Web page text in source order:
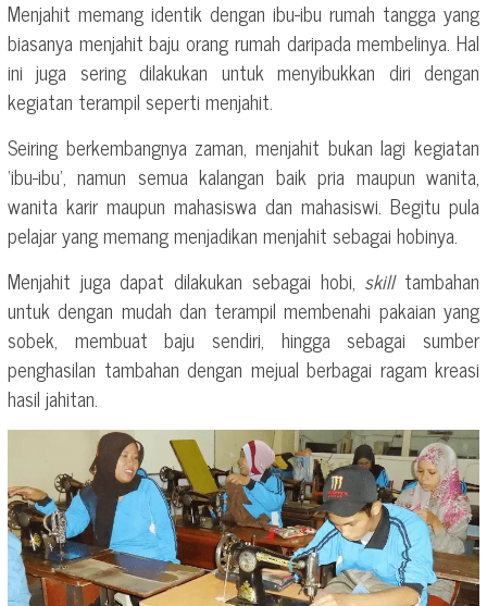
Menjahit memang identik dengan ibu-ibu rumah tangga yang
biasanya menjahit baju orang rumah daripada membelinya. Hal
ini juga sering dilakukan untuk menyibukkan diri dengan
kegiatan terampil seperti menjahit.
Seiring berkembangnya zaman, menjahit bukan lagi kegiatan
‘ibu-ibu’, namun semua kalangan baik pria maupun wanita,
wanita karir maupun mahasiswa dan mahasiswi. Begitu pula
pelajar yang memang menjadikan menjahit sebagai hobinya.
Menjahit juga dapat dilakukan sebagai hobi, skill tambahan
untuk dengan mudah dan terampil membenahi pakaian yang
sobek, membuat baju sendiri, hingga sebagai sumber
penghasilan tambahan dengan mejual berbagai ragam kreasi
hasil jahitan.